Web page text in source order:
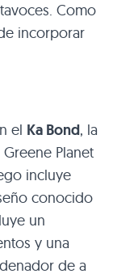
Como
incorporar
el Ka Bond, la
Planet
incluye
conocido
un
y una
de a